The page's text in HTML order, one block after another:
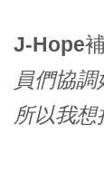
J-Hope
員們協
所以我想